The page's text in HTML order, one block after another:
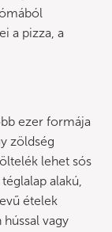
a pizza, a
ezer formája
zöldség
lehet sós
alakú,
ételek
vagy